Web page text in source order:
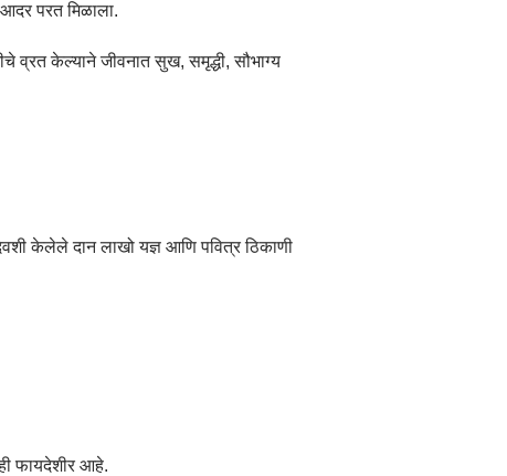
परत मिळाला.
व्रत केल्याने जीवनात सुख, समृद्धी, सौभाग्य
केलेले दान लाखो यज्ञ आणि पवित्र ठिकाणी
फायदेशीर आहे.